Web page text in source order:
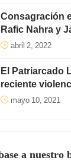
Consagración
Rafic Nahra y
abril 2, 2022
El Patriarcado
reciente
mayo 10, 2021
a nuestro